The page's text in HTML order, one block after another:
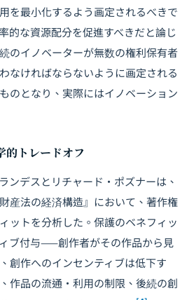
を最小化するよう画定されるべきで
的な資源配分を促進すべきだと論じ
のイノベーターが無数の権利保有者
なければならないように画定される
のとなり、実際にはイノベーション
的トレードオフ
ンデスとリチャード・ポズナーは、
産法の経済構造』において、著作権
ットを分析した。保護のベネフィッ
ブ付与——創作者がその作品から見
創作へのインセンティブは低下す
作品の流通・利用の制限、後続の創